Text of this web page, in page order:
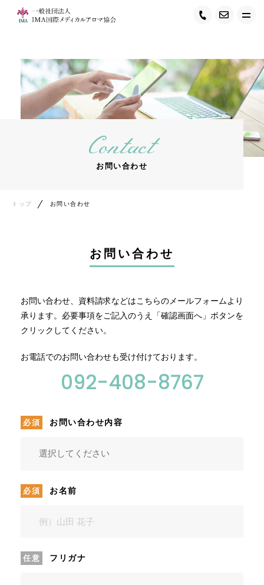
トップ
IMAについて
サービス紹介
キャンペーン情報
お役立ちコンテンツ・最新情報
協会概要
Contact
お問い合わせ
トップ お問い合わせ
お問い合わせ
お問い合わせ、資料請求などはこちらのメールフォームより
承ります。 必要事項をご記入のうえ「確認画面へ」ボタンを
クリックしてください。
お電話でのお問い合わせも受け付けております。
092-408-8767
お問い合わせ内容
お名前
フリガナ